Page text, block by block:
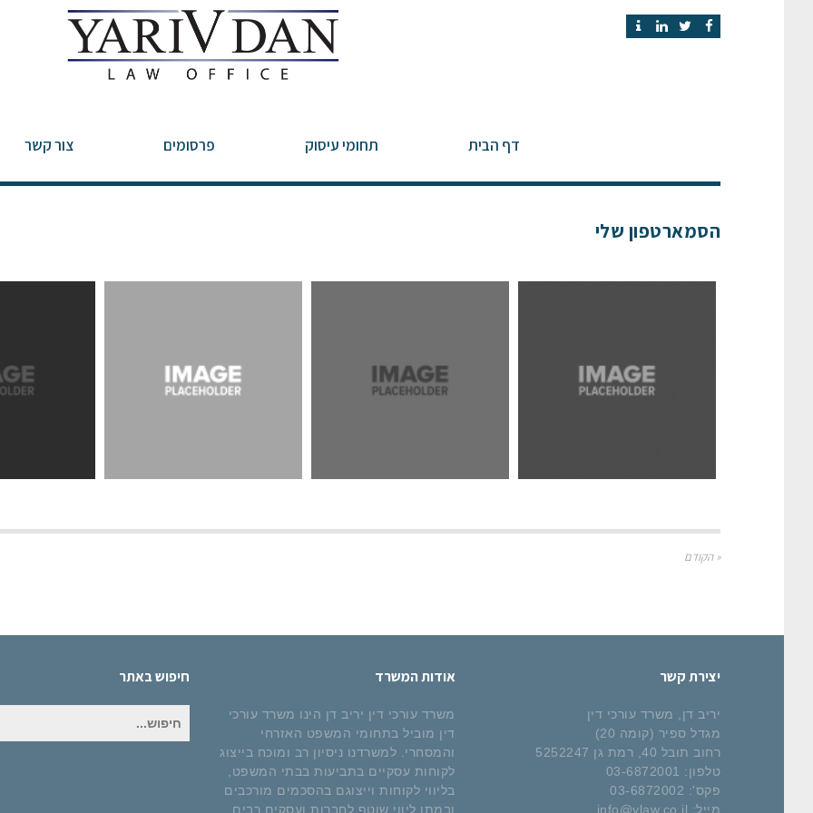
Facebook
Twitter
LinkedIn
Contact
דף הבית תחומי עיסוק פרסומים צור קשר
הסמארטפון שלי
« הקודם
יצירת קשר
יריב דן, משרד עורכי דין
מגדל ספיר (קומה 20)
רחוב תובל 40, רמת גן 5252247
טלפון: 03-6872001
פקס': 03-6872002
מייל: info@ylaw.co.il
אודות המשרד
משרד עורכי דין יריב דן הינו משרד עורכי
דין מוביל בתחומי המשפט האזרחי
והמסחרי. למשרדנו ניסיון רב ומוכח בייצוג
לקוחות עסקיים בתביעות בבתי המשפט,
בליווי לקוחות וייצוגם בהסכמים מורכבים
ובמתן ליווי שוטף לחברות ועסקים רבים
חיפוש באתר
עבור: